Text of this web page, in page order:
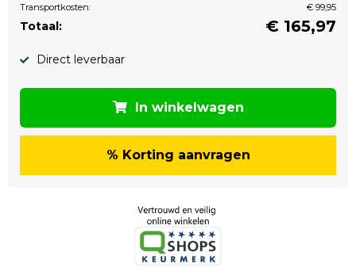
Transportkosten:
€ 99,95
Totaal: € 165,97
Direct leverbaar
In winkelwagen
% Korting aanvragen